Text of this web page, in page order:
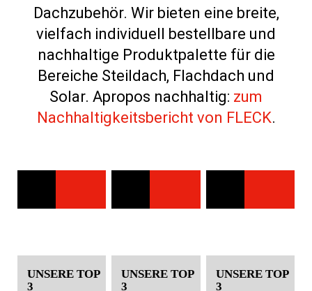
Dachzubehör. Wir bieten eine breite,
vielfach individuell bestellbare und
nachhaltige Produktpalette für die
Bereiche Steildach, Flachdach und
Solar. Apropos nachhaltig: zum
Nachhaltigkeitsbericht von FLECK.
UNSERE TOP
3
UNSERE TOP
3
UNSERE TOP
3